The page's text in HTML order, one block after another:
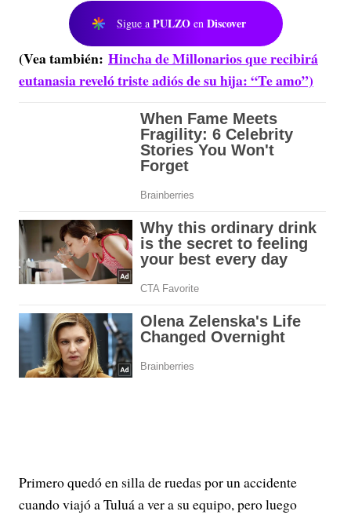
Sigue a PULZO en Discover
(Vea también: Hincha de Millonarios que recibirá
eutanasia reveló triste adiós de su hija: “Te amo”)
Primero quedó en silla de ruedas por un accidente
cuando viajó a Tuluá a ver a su equipo, pero luego